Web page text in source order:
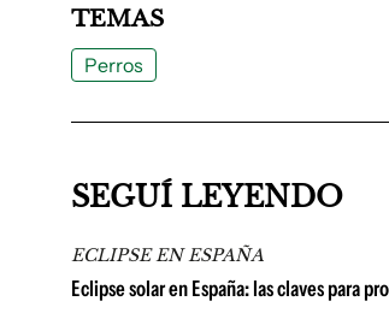
TEMAS
Perros
SEGUÍ LEYENDO
ECLIPSE EN ESPAÑA
Eclipse solar en España: las claves para